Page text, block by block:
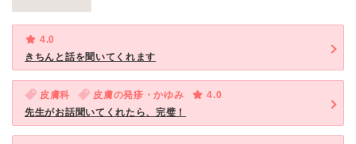
4.0
きちんと話を聞いてくれます
皮膚科 皮膚の発疹・かゆみ
4.0
先生がお話聞いてくれたら、完璧！